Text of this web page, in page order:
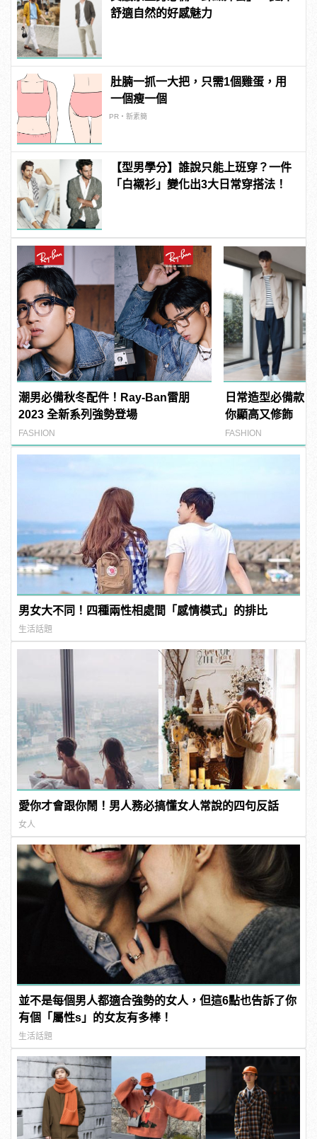
舒適自然的好感魅力
肚腩一抓一大把，只需1個雞蛋，用
一個瘦一個
PR・新素簡
【型男學分】誰說只能上班穿？一件
「白襯衫」變化出3大日常穿搭法！
潮男必備秋冬配件！Ray-Ban雷朋
2023 全新系列強勢登場
FASHION
日常造型必備款
你顯高又修飾
FASHION
男女大不同！四種兩性相處間「感情模式」的排比
生活話題
愛你才會跟你鬧！男人務必搞懂女人常說的四句反話
女人
並不是每個男人都適合強勢的女人，但這6點也告訴了你
有個「屬性s」的女友有多棒！
生活話題